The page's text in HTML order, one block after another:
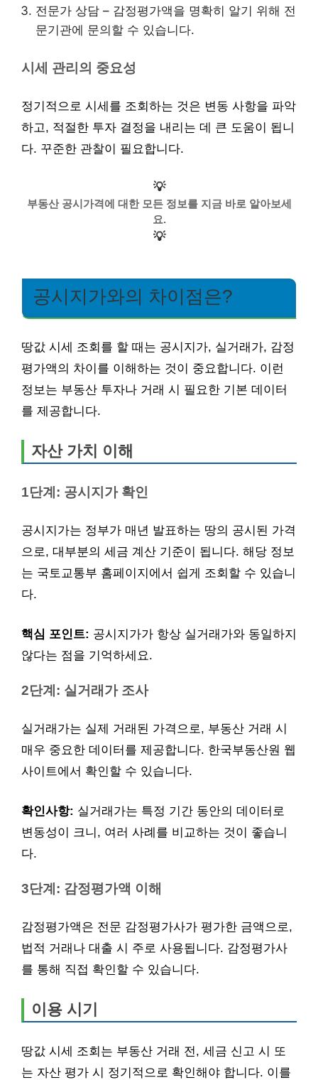
전문가 상담 – 감정평가액을 명확히 알기 위해 전
문기관에 문의할 수 있습니다.
시세 관리의 중요성
정기적으로 시세를 조회하는 것은 변동 사항을 파악
하고, 적절한 투자 결정을 내리는 데 큰 도움이 됩니
다. 꾸준한 관찰이 필요합니다.
💡
부동산 공시가격에 대한 모든 정보를 지금 바로 알아보세
요.
💡
공시지가와의 차이점은?
땅값 시세 조회를 할 때는 공시지가, 실거래가, 감정
평가액의 차이를 이해하는 것이 중요합니다. 이런
정보는 부동산 투자나 거래 시 필요한 기본 데이터
를 제공합니다.
자산 가치 이해
1단계: 공시지가 확인
공시지가는 정부가 매년 발표하는 땅의 공시된 가격
으로, 대부분의 세금 계산 기준이 됩니다. 해당 정보
는 국토교통부 홈페이지에서 쉽게 조회할 수 있습니
다.
핵심 포인트: 공시지가가 항상 실거래가와 동일하지
않다는 점을 기억하세요.
2단계: 실거래가 조사
실거래가는 실제 거래된 가격으로, 부동산 거래 시
매우 중요한 데이터를 제공합니다. 한국부동산원 웹
사이트에서 확인할 수 있습니다.
확인사항: 실거래가는 특정 기간 동안의 데이터로
변동성이 크니, 여러 사례를 비교하는 것이 좋습니
다.
3단계: 감정평가액 이해
감정평가액은 전문 감정평가사가 평가한 금액으로,
법적 거래나 대출 시 주로 사용됩니다. 감정평가사
를 통해 직접 확인할 수 있습니다.
이용 시기
땅값 시세 조회는 부동산 거래 전, 세금 신고 시 또
는 자산 평가 시 정기적으로 확인해야 합니다. 이를